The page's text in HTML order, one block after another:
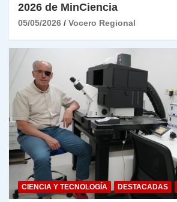
2026 de MinCiencia
05/05/2026 Vocero Regional
CIENCIA Y TECNOLOGÍA DESTACADAS